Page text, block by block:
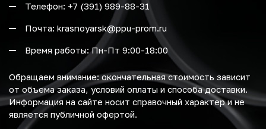
Телефон: +7 (391) 989-88-31
Почта: krasnoyarsk@ppu-prom.ru
Время работы: Пн-Пт 9:00-18:00
Обращаем внимание: окончательная стоимость зависит
от объема заказа, условий оплаты и способа доставки.
Информация на сайте носит справочный характер и не
является публичной офертой.